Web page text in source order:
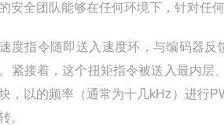
安全团队能够在任何环境下，针对任
度指令随即送入速度环，与编码器
紧接着，这个扭矩指令被送入最内层
，以的频率（通常为十几kHz）进行
。